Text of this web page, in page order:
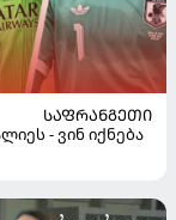
ᲡᲐᲤᲠᲐᲜᲒᲔᲗᲘ
- ვინ იქნება